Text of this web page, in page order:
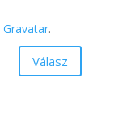
Gravatar.
Válasz